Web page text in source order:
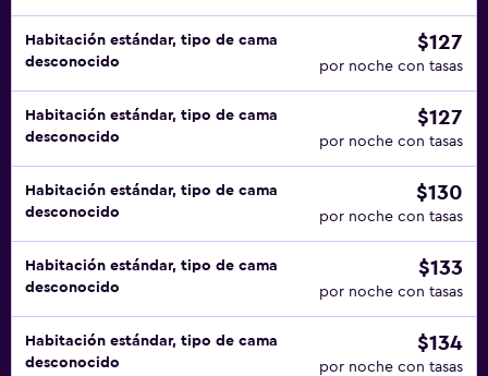
Habitación estándar, tipo de cama
desconocido
$127
por noche con tasas
Habitación estándar, tipo de cama
desconocido
$127
por noche con tasas
Habitación estándar, tipo de cama
desconocido
$130
por noche con tasas
Habitación estándar, tipo de cama
desconocido
$133
por noche con tasas
Habitación estándar, tipo de cama
desconocido
$134
por noche con tasas